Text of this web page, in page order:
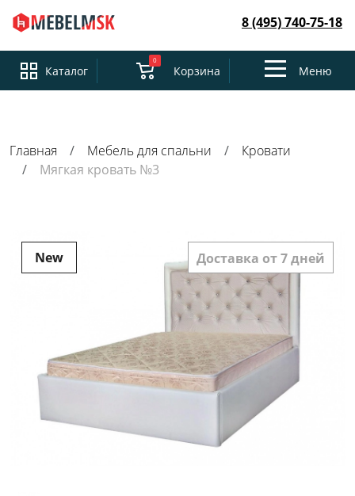
8 (495) 740-75-18
Каталог
0
Корзина
ToggleМеню
Главная Мебель для спальни
Кровати
Мягкая кровать №3
New Доставка от 7 дней